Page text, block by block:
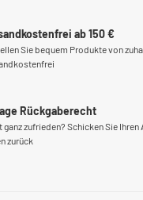
ab 150 €
Sie bequem Produkte von
Rückgaberecht
ganz zufrieden? Schicken Sie Ihren
zurück